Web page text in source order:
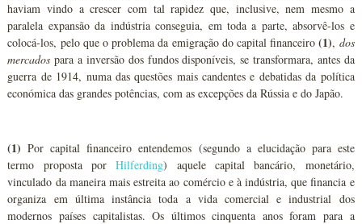
haviam vindo a crescer com tal rapidez que, inclusive, nem mesmo a
paralela expansão da indústria conseguia, em toda a parte, absorvê-los e
colocá-los, pelo que o problema da emigração do capital financeiro(1), dos
mercados para a inversão dos fundos disponíveis, se transformara, antes da
guerra de 1914, numa das questões mais candentes e debatidas da política
económica das grandes potências, com as excepções da Rússia e do Japão.
(1) Por capital financeiro entendemos (segundo a elucidação para este
termo proposta porHilferding) aquele capital bancário, monetário,
vinculado da maneira mais estreita ao comércio e à indústria, que financia e
organiza em última instância toda a vida comercial e industrial dos
modernos países capitalistas. Os últimos cinquenta anos foram para a